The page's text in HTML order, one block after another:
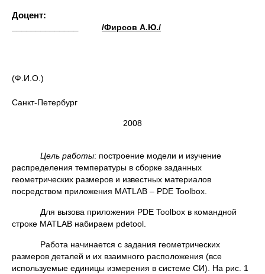
Доцент:
/Фирсов А.Ю./
(Ф.И.О.)
Санкт-Петербург
2008
Цель работы: построение модели и изучение
распределения температуры в сборке заданных
геометрических размеров и известных материалов
посредством приложения MATLAB – PDE Toolbox.
Для вызова приложения PDE Toolbox в командной
строке MATLAB набираем pdetool.
Работа начинается с задания геометрических
размеров деталей и их взаимного расположения (все
используемые единицы измерения в системе СИ). На рис. 1